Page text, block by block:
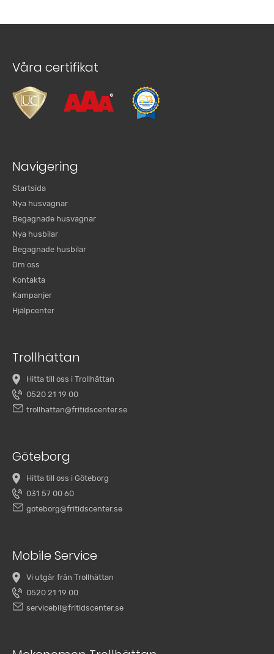
Våra certifikat
Navigering
Startsida
Nya husvagnar
Begagnade husvagnar
Nya husbilar
Begagnade husbilar
Om oss
Kontakta
Kampanjer
Hjälpcenter
Trollhättan
Hitta till oss i Trollhättan
0520 21 19 00
trollhattan@fritidscenter.se
Göteborg
Hitta till oss i Göteborg
031 57 00 60
goteborg@fritidscenter.se
Mobile Service
Vi utgår från Trollhättan
0520 21 19 00
servicebil@fritidscenter.se